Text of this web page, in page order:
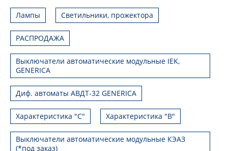
Лампы Светильники, прожектора
РАСПРОДАЖА
Выключатели автоматические модульные IEK,
GENERICA
Диф. автоматы АВДТ-32 GENERICA
Характеристика "С" Характеристика "В"
Выключатели автоматические модульные КЭАЗ
(*под заказ)